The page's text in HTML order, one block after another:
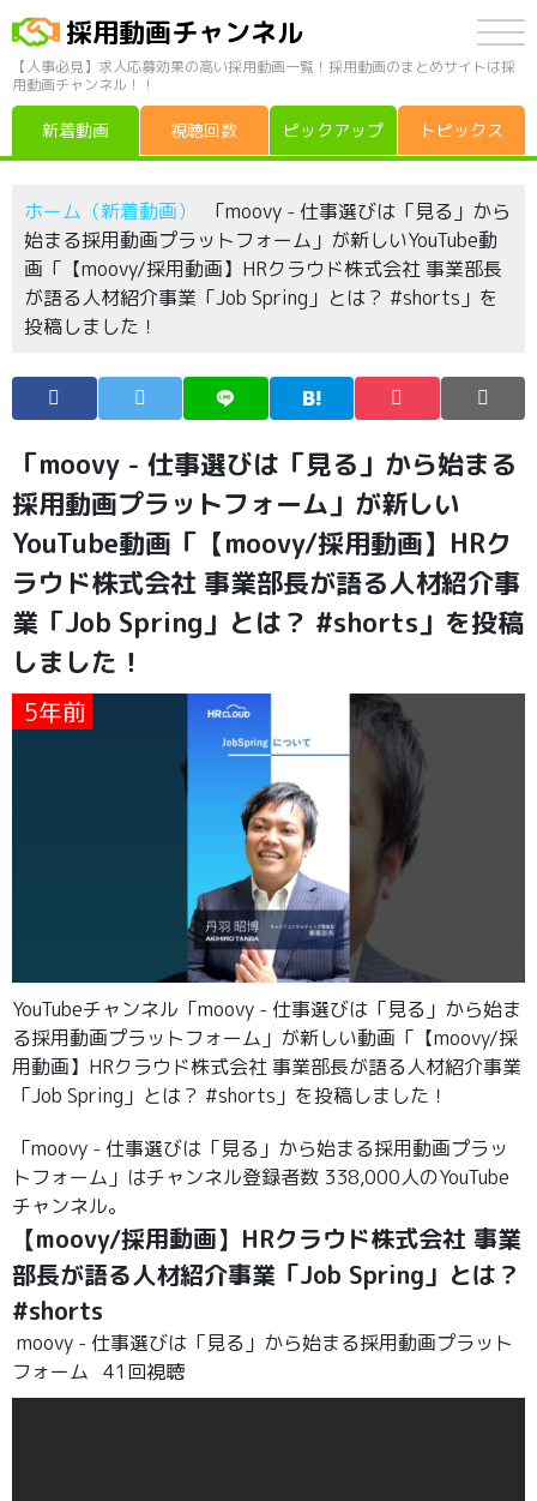
採用動画チャンネル
【人事必見】求人応募効果の高い採用動画一覧！採用動画のまとめサイトは採
用動画チャンネル！！
新着動画 視聴回数 ピックアップ トピックス
ホーム（新着動画）
「moovy - 仕事選びは「見る」から
始まる採用動画プラットフォーム」が新しいYouTube動
画「【moovy/採用動画】HRクラウド株式会社 事業部長
が語る人材紹介事業「Job Spring」とは？ #shorts」を
投稿しました！
「moovy - 仕事選びは「見る」から始まる
採用動画プラットフォーム」が新しい
YouTube動画「【moovy/採用動画】HRク
ラウド株式会社 事業部長が語る人材紹介事
業「Job Spring」とは？ #shorts」を投稿
しました！
5年前
YouTubeチャンネル「moovy - 仕事選びは「見る」から始ま
る採用動画プラットフォーム」が新しい動画「【moovy/採
用動画】HRクラウド株式会社 事業部長が語る人材紹介事業
「Job Spring」とは？ #shorts」を投稿しました！
「moovy - 仕事選びは「見る」から始まる採用動画プラッ
トフォーム」はチャンネル登録者数 338,000人のYouTube
チャンネル。
【moovy/採用動画】HRクラウド株式会社 事業
部長が語る人材紹介事業「Job Spring」とは？
#shorts
moovy - 仕事選びは「見る」から始まる採用動画プラット
フォーム 41回視聴